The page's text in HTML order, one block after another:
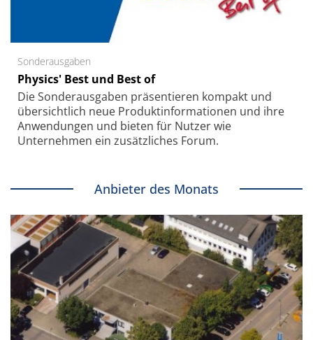
Sonderausgaben
Physics' Best und Best of
Die Sonder­ausgaben präsentieren kompakt und
übersichtlich neue Produkt­informationen und ihre
Anwendungen und bieten für Nutzer wie
Unternehmen ein zusätzliches Forum.
Anbieter des Monats